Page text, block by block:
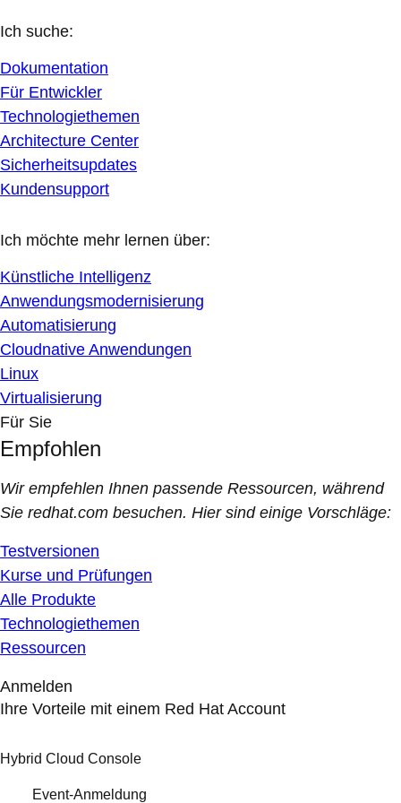
Ich suche:
Dokumentation
Für Entwickler
Technologiethemen
Architecture Center
Sicherheitsupdates
Kundensupport
Ich möchte mehr lernen über:
Künstliche Intelligenz
Anwendungsmodernisierung
Automatisierung
Cloudnative Anwendungen
Linux
Virtualisierung
Für Sie
Empfohlen
Wir empfehlen Ihnen passende Ressourcen, während
Sie redhat.com besuchen. Hier sind einige Vorschläge:
Testversionen
Kurse und Prüfungen
Alle Produkte
Technologiethemen
Ressourcen
Anmelden
Ihre Vorteile mit einem Red Hat Account
Hybrid Cloud Console
Event-Anmeldung